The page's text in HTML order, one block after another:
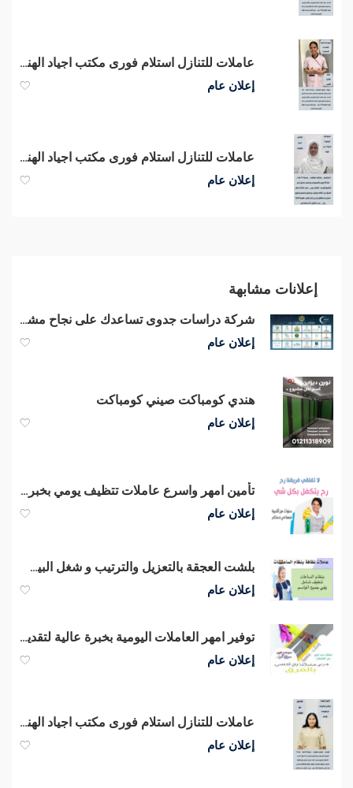
عاملات للتنازل استلام فورى مكتب اجياد الهناء للاستقدام
إعلان عام
عاملات للتنازل استلام فورى مكتب اجياد الهناء للاستقدام
إعلان عام
إعلانات مشابهة
شركة دراسات جدوى تساعدك على نجاح مشروعك
إعلان عام
هندي كومباكت صيني كومباكت
إعلان عام
تأمين امهر واسرع عاملات تتظيف يومي بخبرة و بكفاءة للاعمال المنزلية بأقل سعر
إعلان عام
بلشت العجقة بالتعزيل والترتيب و شغل البيت ما بخلص بس مع عاملاتنا
إعلان عام
توفير امهر العاملات اليومية بخبرة عالية لتقديم افضل خدمة تنظيف و ترتيب المنازل
إعلان عام
عاملات للتنازل استلام فورى مكتب اجياد الهناء للاستقدام
إعلان عام